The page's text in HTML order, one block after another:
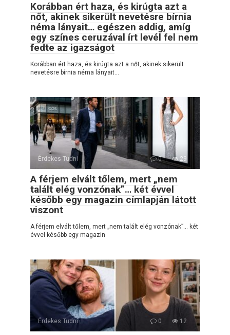
Korábban ért haza, és kirúgta azt a
nőt, akinek sikerült nevetésre bírnia
néma lányait… egészen addig, amíg
egy színes ceruzával írt levél fel nem
fedte az igazságot
Korábban ért haza, és kirúgta azt a nőt, akinek sikerült
nevetésre bírnia néma lányait…
Érdekes Tudni 0 29
A férjem elvált tőlem, mert „nem
talált elég vonzónak”… két évvel
később egy magazin címlapján látott
viszont
A férjem elvált tőlem, mert „nem talált elég vonzónak”… két
évvel később egy magazin
Érdekes Tudni 0 12